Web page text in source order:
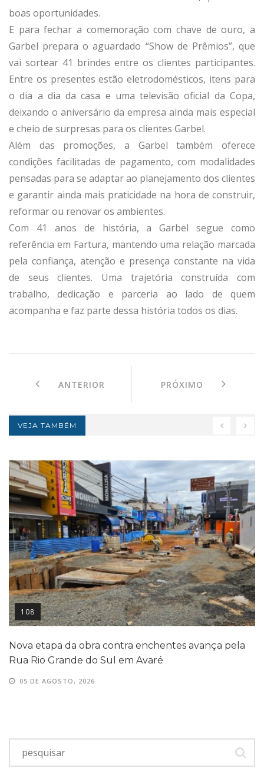
boas oportunidades.
E para fechar a comemoração com chave de ouro, a
Garbel prepara o aguardado “Show de Prêmios”, que
vai sortear 41 brindes entre os clientes participantes.
Entre os presentes estão eletrodomésticos, itens para
o dia a dia da casa e uma televisão oficial da Copa,
deixando o aniversário da empresa ainda mais especial
e cheio de surpresas para os clientes Garbel.
Além das promoções, a Garbel também oferece
condições facilitadas de pagamento, com modalidades
pensadas para se adaptar ao planejamento dos clientes
e garantir ainda mais praticidade na hora de construir,
reformar ou renovar os ambientes.
Com 41 anos de história, a Garbel segue como
referência em Fartura, mantendo uma relação marcada
pela confiança, atenção e presença constante na vida
de seus clientes. Uma trajetória construída com
trabalho, dedicação e parceria ao lado de quem
acompanha e faz parte dessa história todos os dias.
ANTERIOR PRÓXIMO
VEJA TAMBÉM
108
Nova etapa da obra contra enchentes avança pela
Rua Rio Grande do Sul em Avaré
05 DE AGOSTO, 2026